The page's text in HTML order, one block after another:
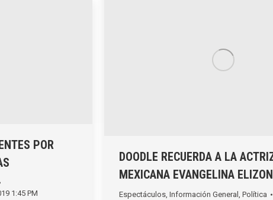
DOODLE RECUERDA A LA
MEXICANA EVANGELINA
Espectáculos, Información General , Política
POR
1:45 PM